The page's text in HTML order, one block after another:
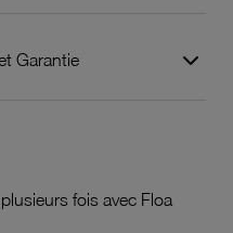
Garantie
fois avec Floa